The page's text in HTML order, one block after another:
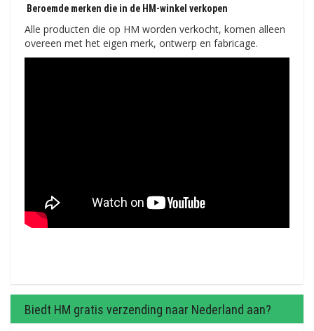
Beroemde merken die in de HM-winkel verkopen
Alle producten die op HM worden verkocht, komen alleen
overeen met het eigen merk, ontwerp en fabricage.
Biedt HM gratis verzending naar Nederland aan?